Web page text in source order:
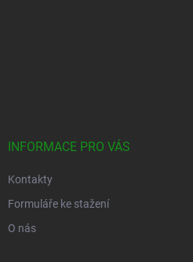
INFORMACE PRO VÁS
Kontakty
Formuláře ke stažení
O nás